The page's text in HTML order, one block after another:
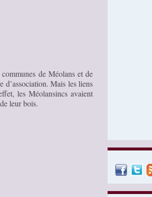
de Méolans et de
d’association. Mais les liens
les Méolansincs avaient
leur bois.